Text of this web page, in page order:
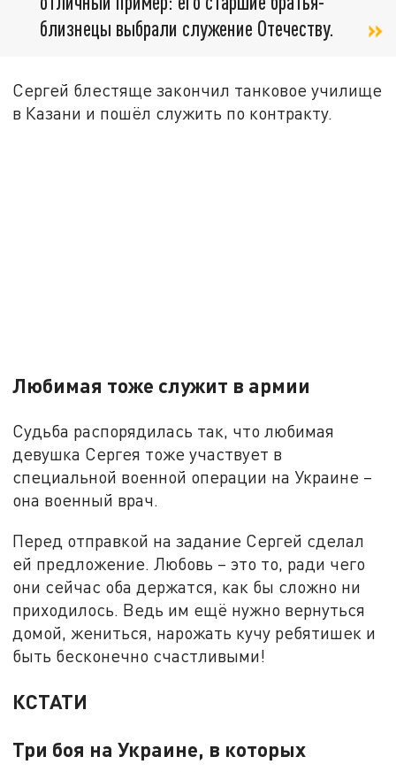
близнецы выбрали служение Отечеству.
Сергей блестяще закончил танковое училище
в Казани и пошёл служить по контракту.
Любимая тоже служит в армии
Судьба распорядилась так, что любимая
девушка Сергея тоже участвует в
специальной военной операции на Украине –
она военный врач.
Перед отправкой на задание Сергей сделал
ей предложение. Любовь – это то, ради чего
они сейчас оба держатся, как бы сложно ни
приходилось. Ведь им ещё нужно вернуться
домой, жениться, нарожать кучу ребятишек и
быть бесконечно счастливыми!
КСТАТИ
Три боя на Украине, в которых